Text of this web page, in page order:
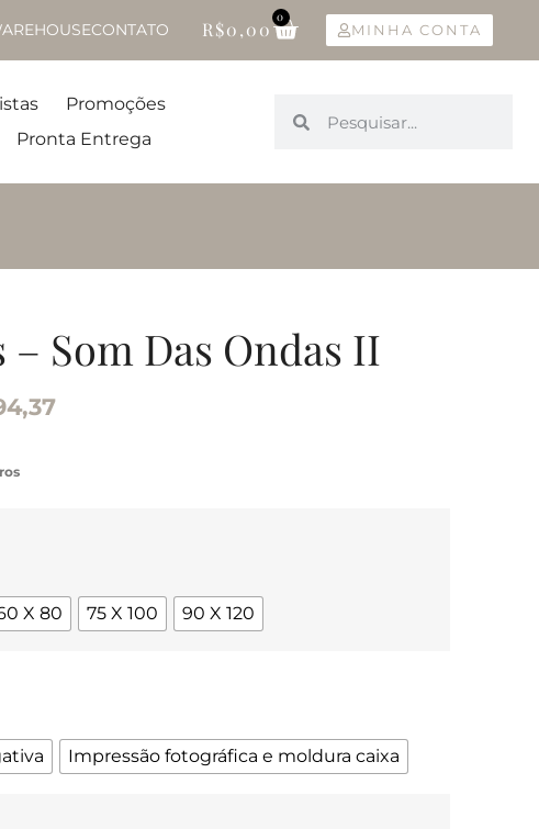
CONTATO R$0,00
0
MINHA CONTA
Promoções
Pronta Entrega
– Som Das Ondas II
X 80 75 X 100 90 X 120
Impressão fotográfica e moldura caixa